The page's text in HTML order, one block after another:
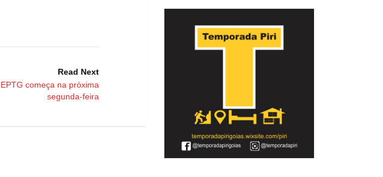
Read Next
começa na próxima
segunda-feira